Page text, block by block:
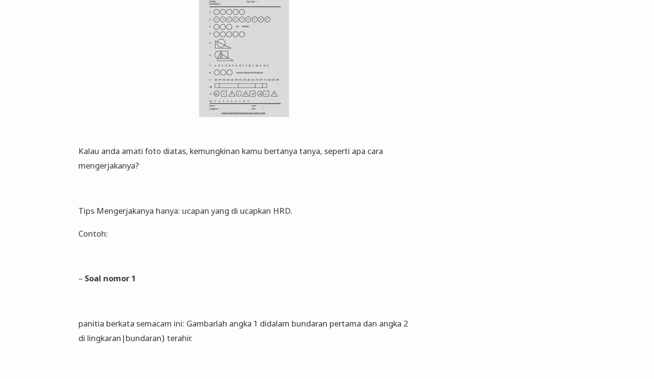
Kalau anda amati foto diatas, kemungkinan kamu bertanya tanya, seperti apa cara
mengerjakanya?
Tips Mengerjakanya hanya: ucapan yang di ucapkan HRD.
Contoh:
– Soal nomor 1
panitia berkata semacam ini: Gambarlah angka 1 didalam bundaran pertama dan angka 2
di lingkaran|bundaran} terahir.